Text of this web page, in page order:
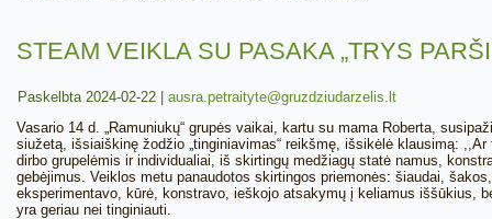
STEAM VEIKLA SU PASAKA „TRYS
Paskelbta 2024-02-22
ausra.petraityte@gruzdziudarzelis.lt
Vasario 14 d. „Ramuniukų“ grupės vaikai, kartu su mama Roberta,
siužetą, išsiaiškinę žodžio „tinginiavimas“ reikšmę, išsikėlė klausimą:
dirbo grupelėmis ir individualiai, iš skirtingų medžiagų statė namus,
gebėjimus. Veiklos metu panaudotos skirtingos priemonės: šiaudai,
eksperimentavo, kūrė, konstravo, ieškojo atsakymų į keliamus iššūkius,
yra geriau nei tinginiauti.